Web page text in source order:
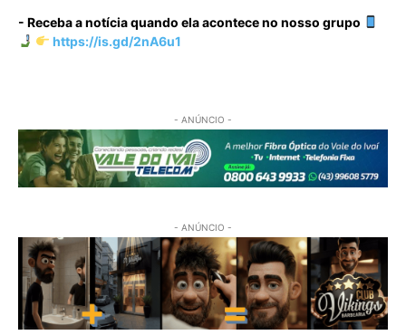
- Receba a notícia quando ela acontece no nosso grupo
https://is.gd/2nA6u1
- ANÚNCIO -
- ANÚNCIO -